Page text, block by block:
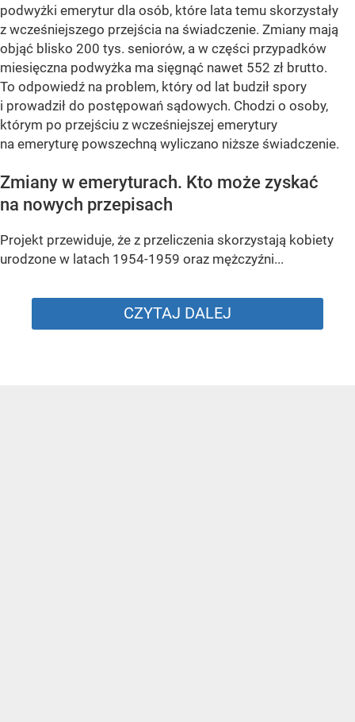
podwyżki emerytur dla osób, które lata temu skorzystały
z wcześniejszego przejścia na świadczenie. Zmiany mają
objąć blisko 200 tys. seniorów, a w części przypadków
miesięczna podwyżka ma sięgnąć nawet 552 zł brutto.
To odpowiedź na problem, który od lat budził spory
i prowadził do postępowań sądowych. Chodzi o osoby,
którym po przejściu z wcześniejszej emerytury
na emeryturę powszechną wyliczano niższe świadczenie.
Zmiany w emeryturach. Kto może zyskać
na nowych przepisach
Projekt przewiduje, że z przeliczenia skorzystają kobiety
urodzone w latach 1954-1959 oraz mężczyźni...
CZYTAJ DALEJ